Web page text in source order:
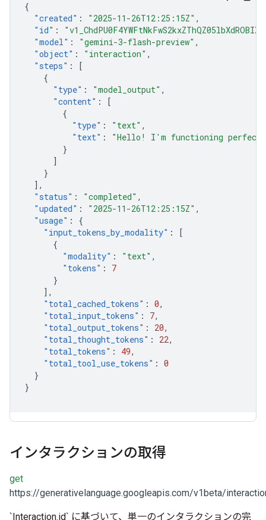
{
"created" : "2025-11-26T12:25:15Z" ,
"id" :
"model" : "gemini-3-flash-preview" ,
"object" : "interaction" ,
"steps" :
[
{
"type" : "model_output" ,
"content" :
[
{
"type" : "text" ,
"text" :
"Hello! I'm functioning
}
]
}
],
"status" : "completed" ,
"updated" : "2025-11-26T12:25:15Z" ,
"usage" :
{
"input_tokens_by_modality" :
[
{
"modality" : "text" ,
"tokens" :
7
}
],
"total_cached_tokens" : 0,
"total_input_tokens" : 7,
"total_output_tokens" : 20,
"total_thought_tokens" : 22,
"total_tokens" : 49,
"total_tool_use_tokens" : 0
}
}
インタラクションの取得
get
https://generativelanguage.googleapis.com/v1beta/
`Interaction.id` に基づいて、単一のインタラクションの完